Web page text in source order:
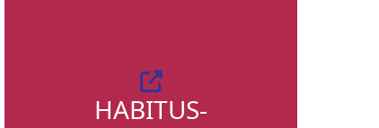
HABITUS-